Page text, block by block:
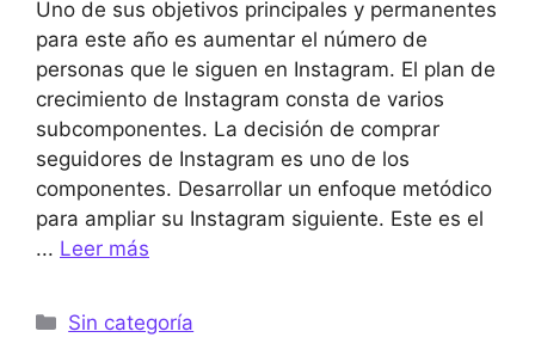
Uno de sus objetivos principales y permanentes
para este año es aumentar el número de
personas que le siguen en Instagram. El plan de
crecimiento de Instagram consta de varios
subcomponentes. La decisión de comprar
seguidores de Instagram es uno de los
componentes. Desarrollar un enfoque metódico
para ampliar su Instagram siguiente. Este es el
... Leer más
Categorías
Sin categoría